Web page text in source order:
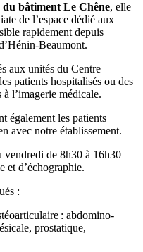
du bâtiment Le Chêne, elle
de l’espace dédié aux
rapidement depuis
Beaumont.
aux unités du Centre
patients hospitalisés ou des
l’imagerie médicale.
également les patients
avec notre établissement.
vendredi de 8h30 à 16h30
et d’échographie.
:
: abdomino-
prostatique,